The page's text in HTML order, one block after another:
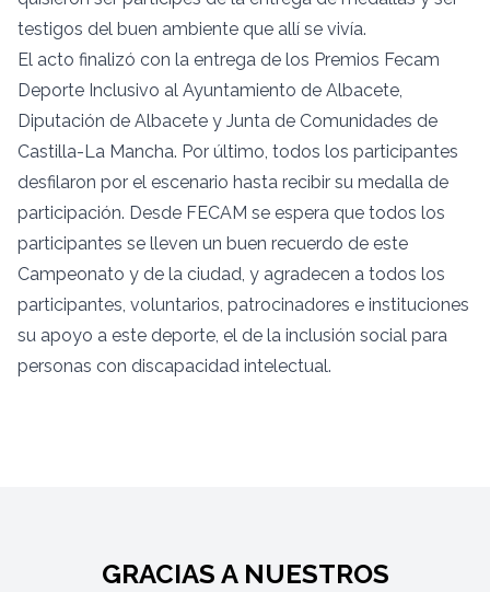
testigos del buen ambiente que allí se vivía.
El acto finalizó con la entrega de los Premios Fecam
Deporte Inclusivo al Ayuntamiento de Albacete,
Diputación de Albacete y Junta de Comunidades de
Castilla-La Mancha. Por último, todos los participantes
desfilaron por el escenario hasta recibir su medalla de
participación. Desde FECAM se espera que todos los
participantes se lleven un buen recuerdo de este
Campeonato y de la ciudad, y agradecen a todos los
participantes, voluntarios, patrocinadores e instituciones
su apoyo a este deporte, el de la inclusión social para
personas con discapacidad intelectual.
GRACIAS A NUESTROS